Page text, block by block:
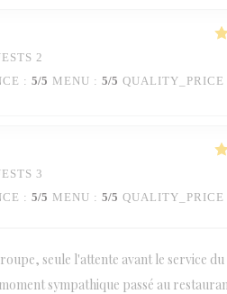
2
: 5/5 MENU : 5/5 QUALITY_PRICE
3
: 5/5 MENU : 5/5 QUALITY_PRICE
seule l'attente avant le service
sympathique passé au